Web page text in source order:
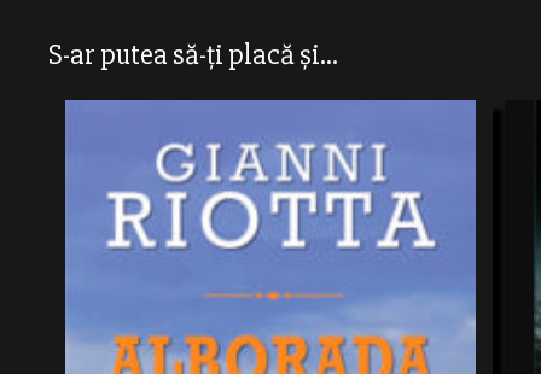
S-ar putea să-ți placă și...